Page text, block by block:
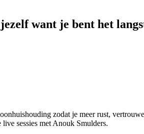
want je bent het
zodat je meer rust,
sessies met Anouk Smulders.